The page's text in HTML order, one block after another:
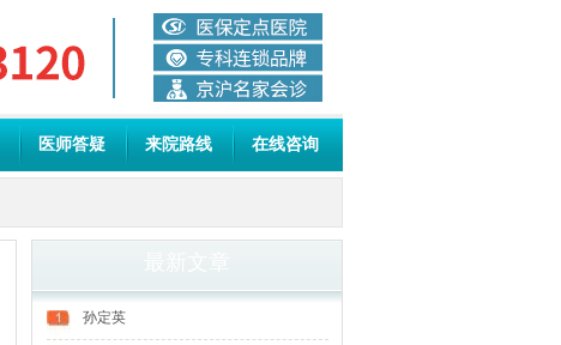
医师答疑 来院路线 在线咨询
孙定英